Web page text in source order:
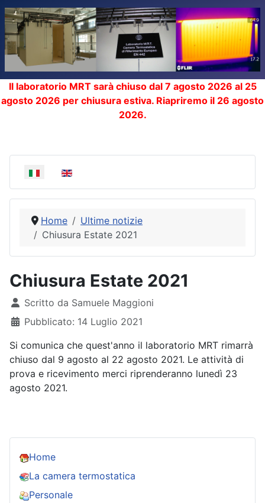
Il laboratorio MRT sarà chiuso dal 7 agosto 2026 al 25
agosto 2026 per chiusura estiva. Riapriremo il 26 agosto
2026.
Seleziona la tua lingua
Home
Ultime notizie
Chiusura Estate 2021
Home
La camera termostatica
Personale
Chiusura Estate 2021
Dettagli
Scritto da Samuele Maggioni
Pubblicato: 14 Luglio 2021
Si comunica che quest'anno il laboratorio MRT rimarrà
chiuso dal 9 agosto al 22 agosto 2021. Le attività di
prova e ricevimento merci riprenderanno lunedì 23
agosto 2021.